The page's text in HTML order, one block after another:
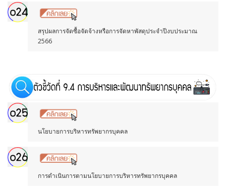
สรุปผลการจัดซื้อจัดจ้างหรือการจัดหาพัสดุประจำปีงบประมาณ
2566
นโยบายการบริหารทรัพยากรบุคคล
การดำเนินการตามนโยบายการบริหารทรัพยากรบุคคล